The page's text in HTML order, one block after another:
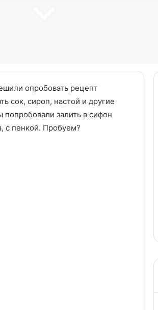
опробовать рецепт
сок, сироп, настой и другие
залить в сифон
с пенкой. Пробуем?
Куриный
суп